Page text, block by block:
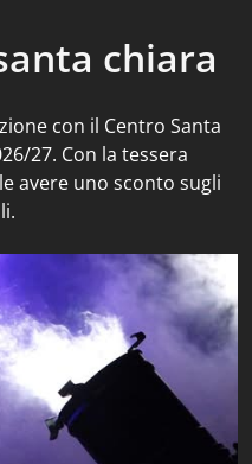
chiara
con il Centro Santa
27. Con la tessera
avere uno sconto sugli